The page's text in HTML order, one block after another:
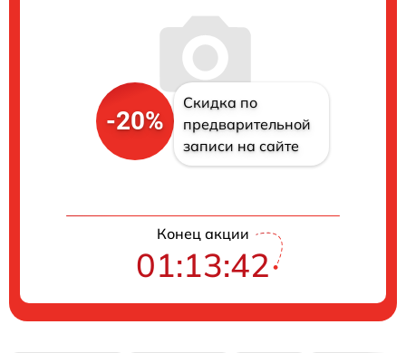
-20%
Скидка по
предварительной
записи на сайте
Конец акции
01:13:41